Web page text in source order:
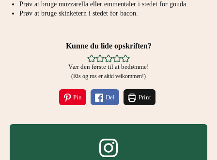
Prøv at bruge mozzarella eller emmentaler i stedet for gouda.
Prøv at bruge skinketern i stedet for bacon.
Kunne du lide opskriften?
Vær den første til at bedømme!
(Ris og ros er altid velkommen!)
Pin Del Print